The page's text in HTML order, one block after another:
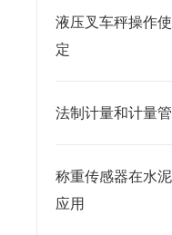
液压叉车秤操作
定
法制计量和计量
称重传感器在水
应用